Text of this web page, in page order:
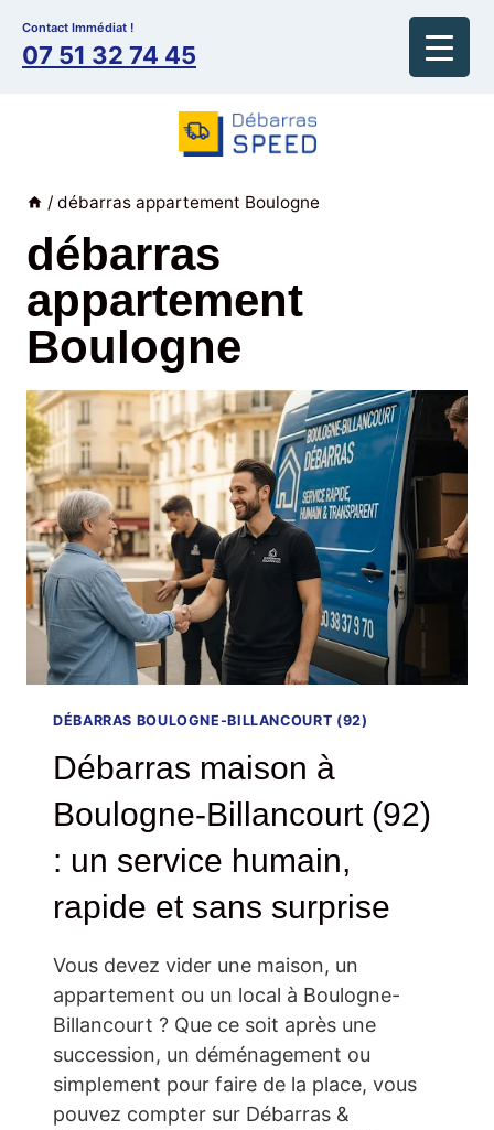
contenu
Contact Immédiat !
07 51 32 74 45
/ débarras appartement Boulogne
débarras
appartement
Boulogne
DÉBARRAS BOULOGNE-BILLANCOURT (92)
Débarras maison à
Boulogne-Billancourt (92)
: un service humain,
rapide et sans surprise
Vous devez vider une maison, un
appartement ou un local à Boulogne-
Billancourt ? Que ce soit après une
succession, un déménagement ou
simplement pour faire de la place, vous
pouvez compter sur Débarras &